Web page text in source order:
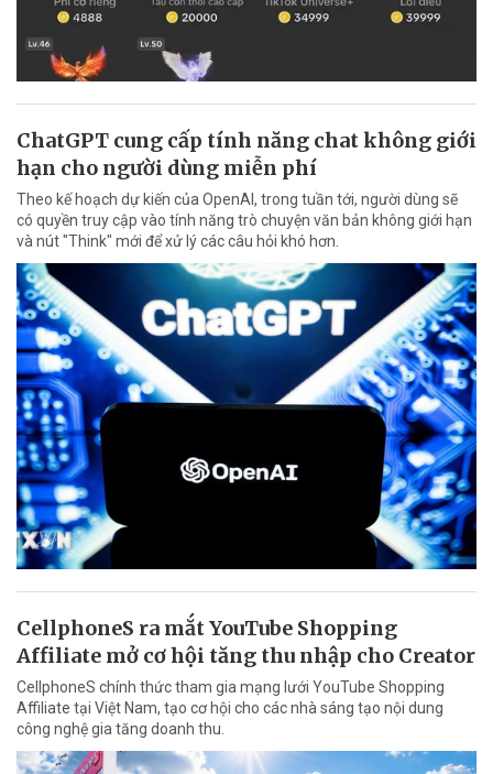
ChatGPT cung cấp tính năng chat không giới
hạn cho người dùng miễn phí
Theo kế hoạch dự kiến của OpenAI, trong tuần tới, người dùng sẽ
có quyền truy cập vào tính năng trò chuyện văn bản không giới hạn
và nút "Think" mới để xử lý các câu hỏi khó hơn.
CellphoneS ra mắt YouTube Shopping
Affiliate mở cơ hội tăng thu nhập cho Creator
CellphoneS chính thức tham gia mạng lưới YouTube Shopping
Affiliate tại Việt Nam, tạo cơ hội cho các nhà sáng tạo nội dung
công nghệ gia tăng doanh thu.